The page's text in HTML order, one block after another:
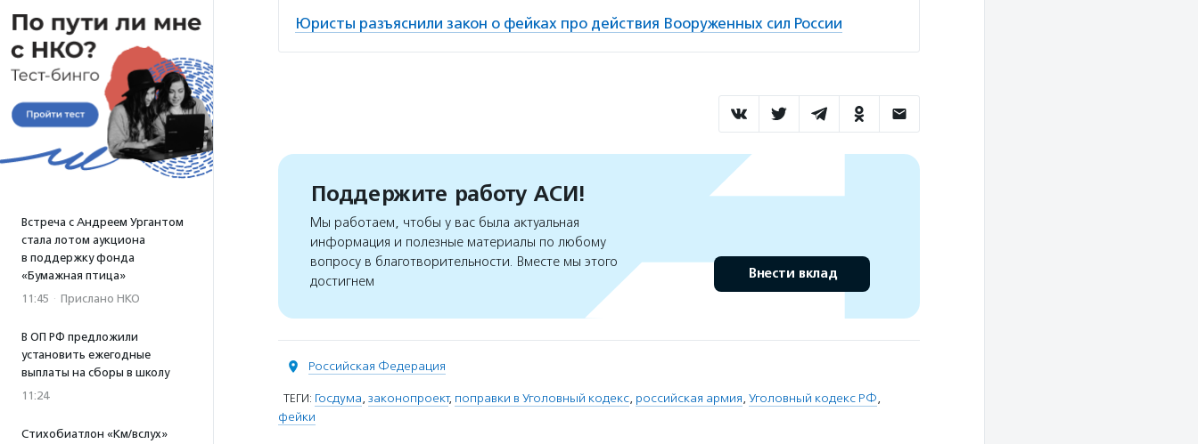
Встреча с Андреем Ургантом
стала лотом аукциона
в поддержку фонда
«Бумажная птица»
11:45 · Прислано НКО
В ОП РФ предложили
установить ежегодные
выплаты на сборы в школу
11:24
Стихобиатлон «Км/вслух»
Юристы разъяснили закон о фейках про действия Вооруженных сил России
Поддержите работу АСИ!
Мы работаем, чтобы у вас была актуальная
информация и полезные материалы по любому
вопросу в благотворительности. Вместе мы этого
достигнем
Внести вклад
Российская Федерация
ТЕГИ: Госдума, законопроект, поправки в Уголовный кодекс, российская армия, Уголовный кодекс РФ,
фейки